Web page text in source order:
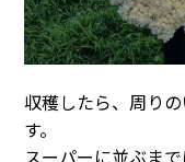
収穫したら、周り
す。
スーパーに並ぶま